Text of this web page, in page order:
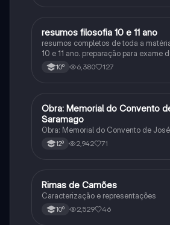
Filosofia
resumos filosofia 10 e 11 ano
resumos completos de toda a
10 e 11 ano. preparação para exame
10º 6,380 127
Português
Obra: Memorial do Convento
Saramago
Obra: Memorial do Convento de
12º 2,942 71
Português
Rimas de Camões
Caracterização e representações
10º 2,529 46